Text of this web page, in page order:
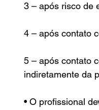
3 – após risco de
4 – após contato
5 – após contato
indiretamente da
• O profissional